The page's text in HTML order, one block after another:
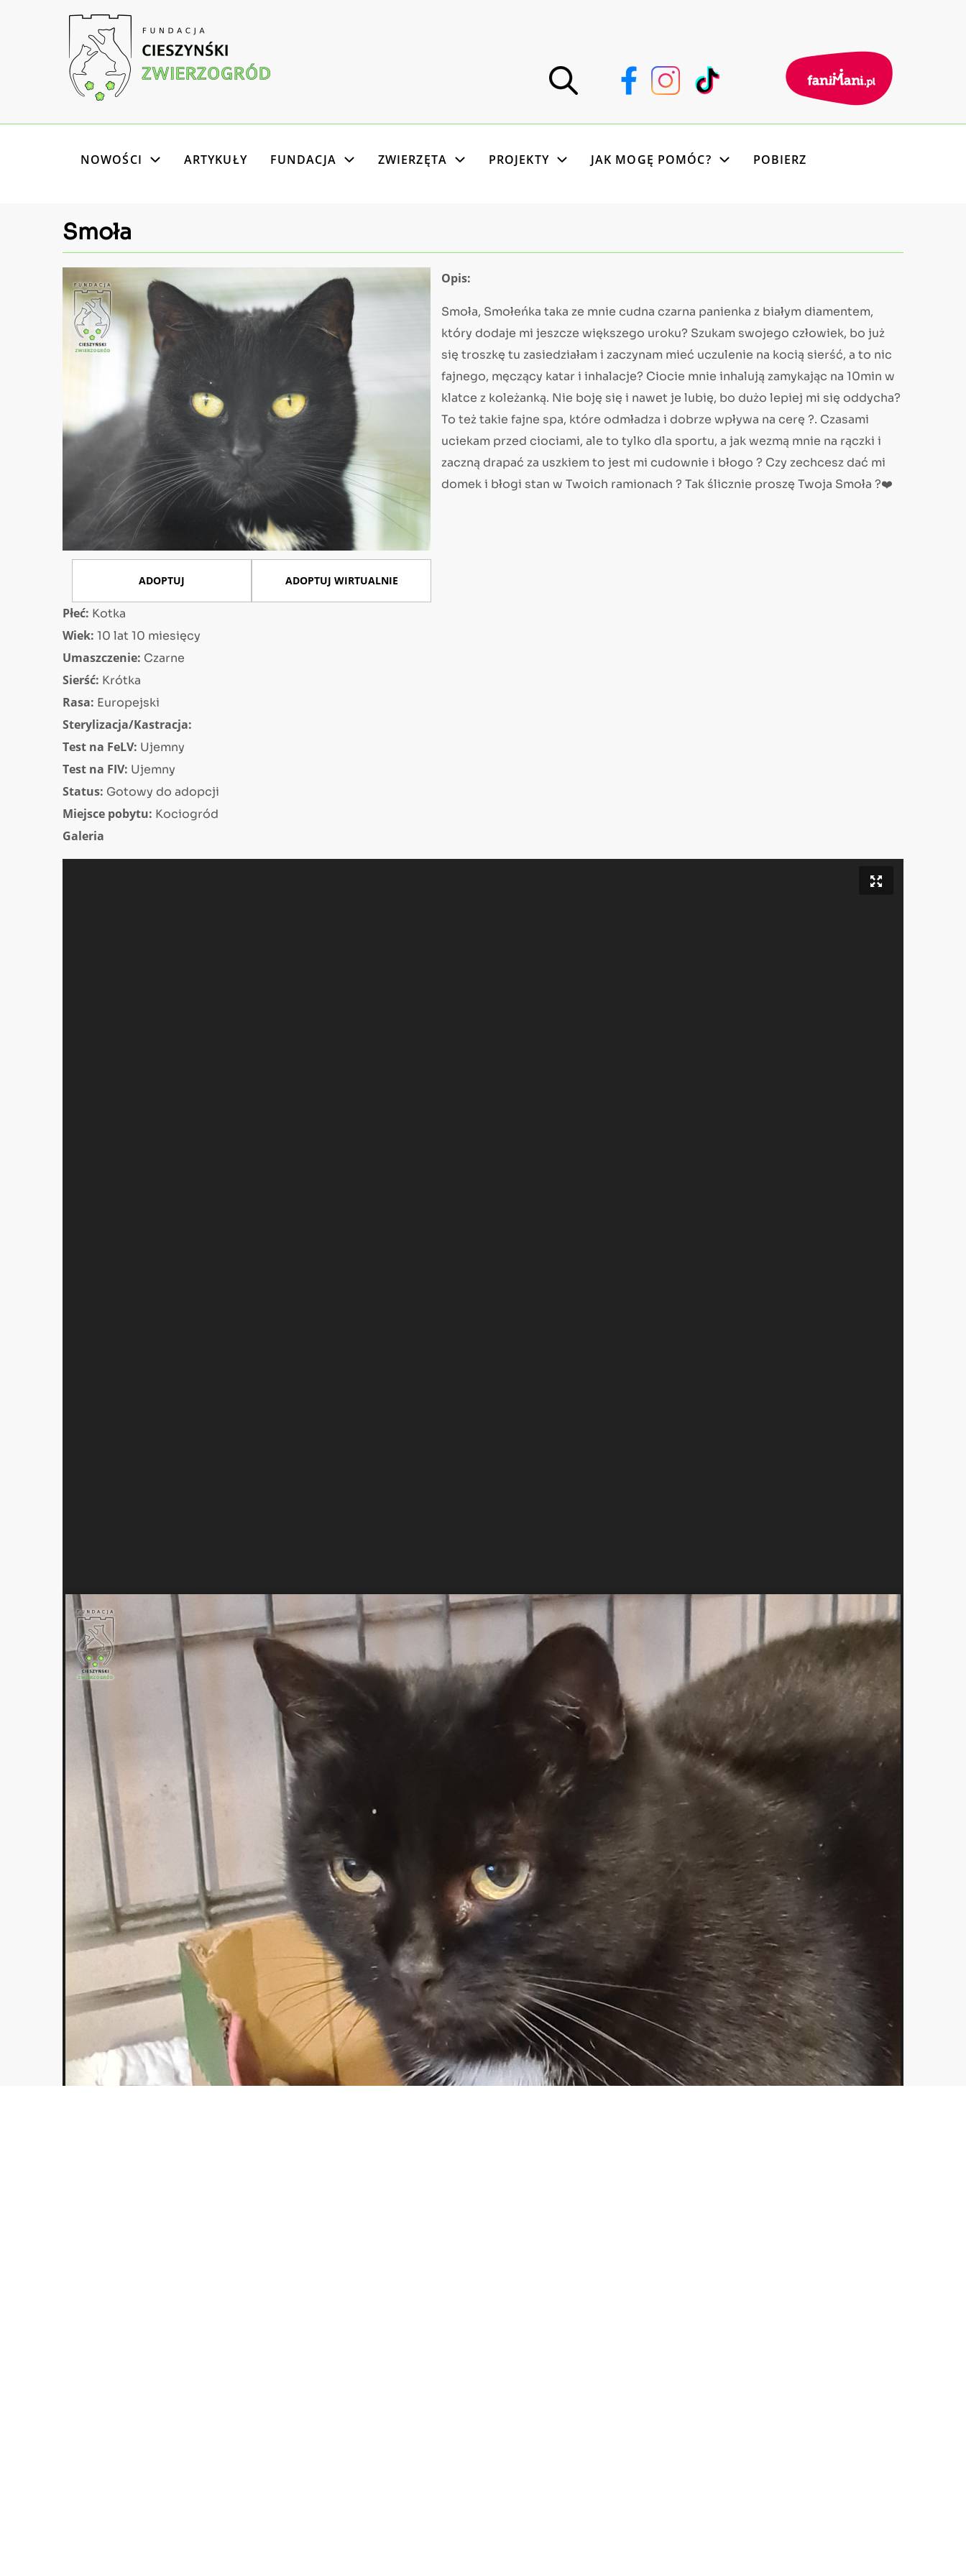
nawigacja
NOWOŚCI ARTYKUŁY FUNDACJA ZWIERZĘTA PROJEKTY JAK MOGĘ POMÓC? POBIERZ
Smoła
Opis:
Smoła, Smołeńka taka ze mnie cudna czarna panienka z białym diamentem,
który dodaje mi jeszcze większego uroku? Szukam swojego człowiek, bo już
się troszkę tu zasiedziałam i zaczynam mieć uczulenie na kocią sierść, a to nic
fajnego, męczący katar i inhalacje? Ciocie mnie inhalują zamykając na 10min w
klatce z koleżanką. Nie boję się i nawet je lubię, bo dużo lepiej mi się oddycha?
To też takie fajne spa, które odmładza i dobrze wpływa na cerę ?. Czasami
uciekam przed ciociami, ale to tylko dla sportu, a jak wezmą mnie na rączki i
zaczną drapać za uszkiem to jest mi cudownie i błogo ? Czy zechcesz dać mi
domek i błogi stan w Twoich ramionach ? Tak ślicznie proszę Twoja Smoła ?❤️
ADOPTUJ ADOPTUJ WIRTUALNIE
Płeć: Kotka
Wiek: 10 lat 10 miesięcy
Umaszczenie: Czarne
Sierść: Krótka
Rasa: Europejski
Sterylizacja/Kastracja:
Test na FeLV: Ujemny
Test na FIV: Ujemny
Status: Gotowy do adopcji
Miejsce pobytu: Kociogród
Galeria